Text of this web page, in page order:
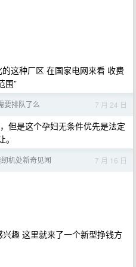
这种厂区 在国家电网来看 收费
围”
要排队了么 7 月 24 日
但是这个孕妇无条件优先是法定
机处新奇见闻 7 月 16 日
趣 这里就来了一个新型挣钱方